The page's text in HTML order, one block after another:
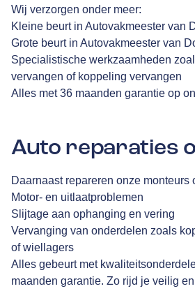
Wij verzorgen onder meer:
Kleine beurt in Autovakmeester van
Grote beurt in Autovakmeester van
Specialistische werkzaamheden
vervangen of koppeling vervangen
Alles met 36 maanden garantie op
Auto reparaties
Daarnaast repareren onze monteurs
Motor- en uitlaatproblemen
Slijtage aan ophanging en vering
Vervanging van onderdelen zoals
of wiellagers
Alles gebeurt met
maanden garantie. Zo rijd je veilig